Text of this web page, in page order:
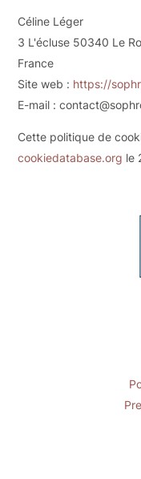
Céline Léger
3 L'écluse 50340 Le
France
Site web : https://
E-mail : contact@
Cette politique de
cookiedatabase.org le